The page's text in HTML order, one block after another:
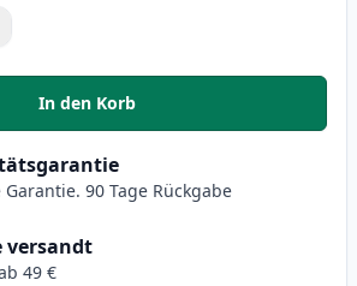
Tasten, um anzupassen
In den Korb
, 2 stück Canon CLI-571XL
Garantie. 90 Tage Rückgabe
versandt
49 €